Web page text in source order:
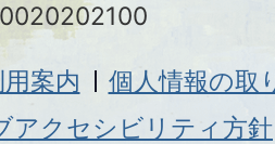
案内
個人情報の取
アクセシビリティ方針